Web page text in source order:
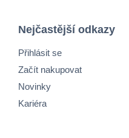
Nejčastější odkazy
Přihlásit se
Začít nakupovat
Novinky
Kariéra